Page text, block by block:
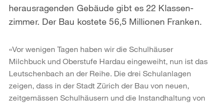
herausragenden Gebäude gibt es 22 Klassen-
zimmer. Der Bau kostete 56,5 Millionen Franken.
«Vor wenigen Tagen haben wir die Schulhäuser
Milchbuck und Oberstufe Hardau eingeweiht, nun ist das
Leutschenbach an der Reihe. Die drei Schulanlagen
zeigen, dass in der Stadt Zürich der Bau von neuen,
zeitgemässen Schulhäusern und die Instandhaltung von